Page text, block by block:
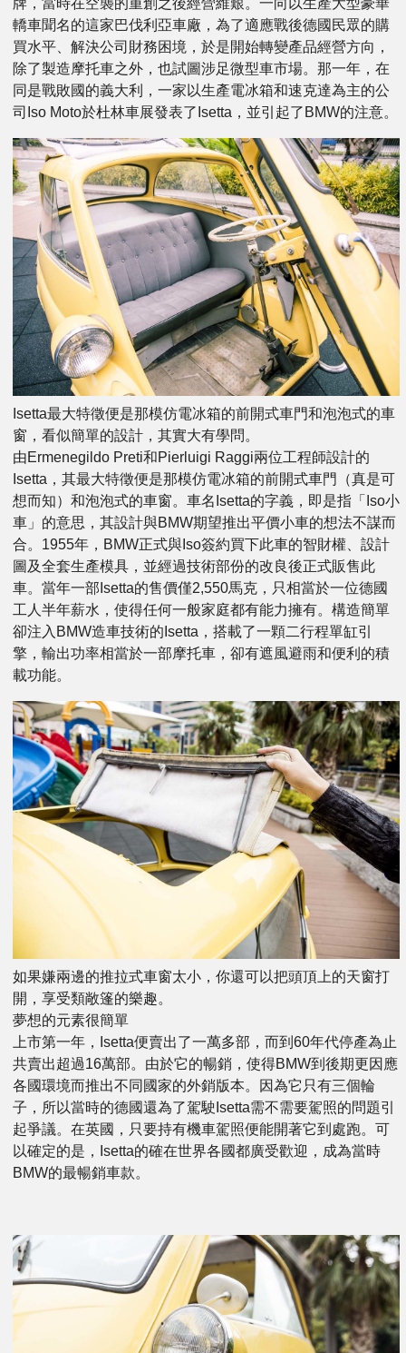
轎車聞名的這家巴伐利亞車廠，為了適應戰後德國民眾的購
買水平、解決公司財務困境，於是開始轉變產品經營方向，
除了製造摩托車之外，也試圖涉足微型車市場。那一年，在
同是戰敗國的義大利，一家以生產電冰箱和速克達為主的公
司Iso Moto於杜林車展發表了Isetta，並引起了BMW的注意。
Isetta最大特徵便是那模仿電冰箱的前開式車門和泡泡式的車
窗，看似簡單的設計，其實大有學問。
由Ermenegildo Preti和Pierluigi Raggi兩位工程師設計的
Isetta，其最大特徵便是那模仿電冰箱的前開式車門（真是可
想而知）和泡泡式的車窗。車名Isetta的字義，即是指「Iso小
車」的意思，其設計與BMW期望推出平價小車的想法不謀而
合。1955年，BMW正式與Iso簽約買下此車的智財權、設計
圖及全套生產模具，並經過技術部份的改良後正式販售此
車。當年一部Isetta的售價僅2,550馬克，只相當於一位德國
工人半年薪水，使得任何一般家庭都有能力擁有。構造簡單
卻注入BMW造車技術的Isetta，搭載了一顆二行程單缸引
擎，輸出功率相當於一部摩托車，卻有遮風避雨和便利的積
載功能。
如果嫌兩邊的推拉式車窗太小，你還可以把頭頂上的天窗打
開，享受類敞篷的樂趣。
夢想的元素很簡單
上市第一年，Isetta便賣出了一萬多部，而到60年代停產為止
共賣出超過16萬部。由於它的暢銷，使得BMW到後期更因應
各國環境而推出不同國家的外銷版本。因為它只有三個輪
子，所以當時的德國還為了駕駛Isetta需不需要駕照的問題引
起爭議。在英國，只要持有機車駕照便能開著它到處跑。可
以確定的是，Isetta的確在世界各國都廣受歡迎，成為當時
BMW的最暢銷車款。